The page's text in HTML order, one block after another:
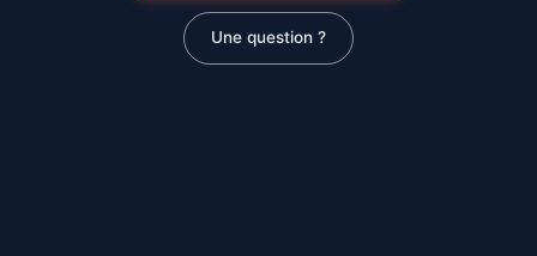
Une question ?